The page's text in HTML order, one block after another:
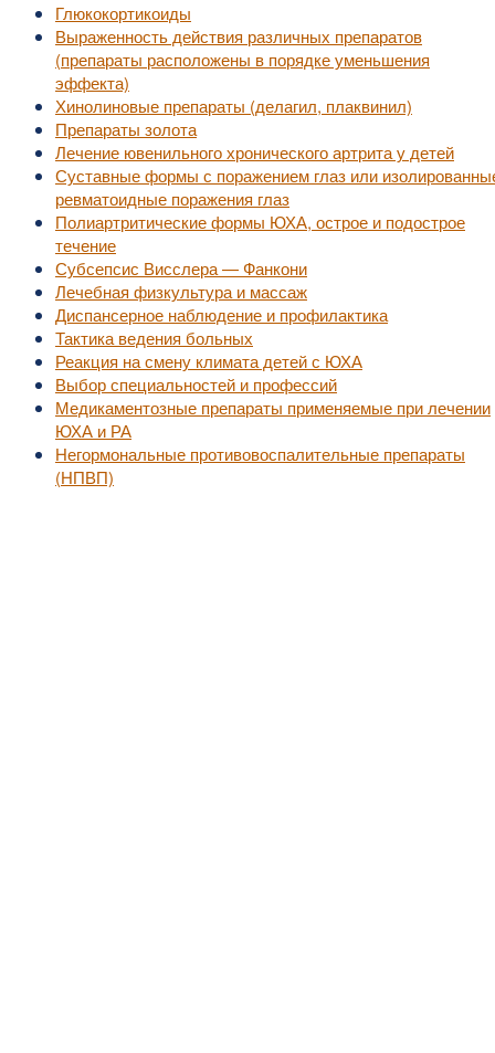
Глюкокортикоиды
Выраженность действия различных препаратов
(препараты расположены в порядке уменьшения
эффекта)
Хинолиновые препараты (делагил, плаквинил)
Препараты золота
Лечение ювенильного хронического артрита у детей
Суставные формы с поражением глаз или
ревматоидные поражения глаз
Полиартритические формы ЮХА, острое и подострое
течение
Субсепсис Висслера — Фанкони
Лечебная физкультура и массаж
Диспансерное наблюдение и профилактика
Тактика ведения больных
Реакция на смену климата детей с ЮХА
Выбор специальностей и профессий
Медикаментозные препараты применяемые при лечении
ЮХА и РА
Негормональные противовоспалительные препараты
(НПВП)